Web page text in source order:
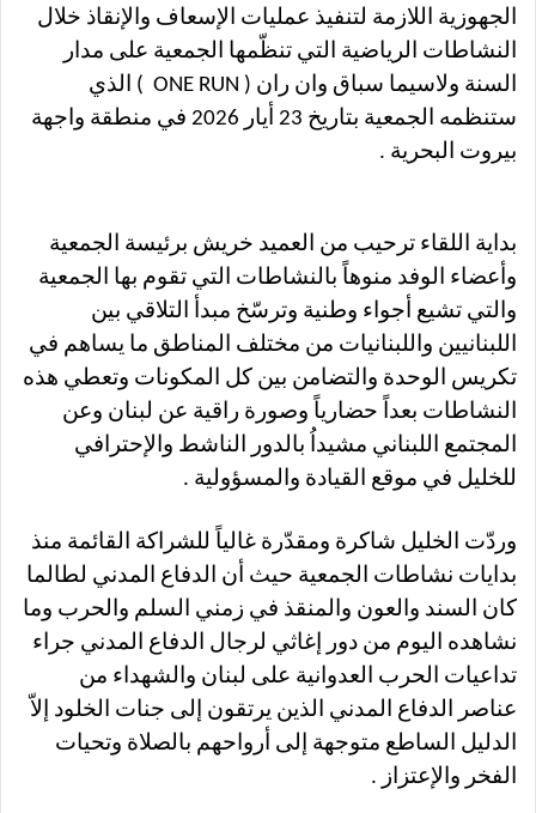
الجهوزية اللازمة لتنفيذ عمليات الإسعاف والإنقاذ خلال
النشاطات الرياضية التي تنظّمها الجمعية على مدار
السنة ولاسيما سباق وان ران ( ONE RUN ) الذي
ستنظمه الجمعية بتاريخ 23 أيار 2026 في منطقة واجهة
بيروت البحرية .
بداية اللقاء ترحيب من العميد خريش برئيسة الجمعية
وأعضاء الوفد منوهاً بالنشاطات التي تقوم بها الجمعية
والتي تشيع أجواء وطنية وترسّخ مبدأ التلاقي بين
اللبنانيين واللبنانيات من مختلف المناطق ما يساهم في
تكريس الوحدة والتضامن بين كل المكونات وتعطي هذه
النشاطات بعداً حضارياً وصورة راقية عن لبنان وعن
المجتمع اللبناني مشيداُ بالدور الناشط والإحترافي
للخليل في موقع القيادة والمسؤولية .
وردّت الخليل شاكرة ومقدّرة غالياً للشراكة القائمة منذ
بدايات نشاطات الجمعية حيث أن الدفاع المدني لطالما
كان السند والعون والمنقذ في زمني السلم والحرب وما
نشاهده اليوم من دور إغاثي لرجال الدفاع المدني جراء
تداعيات الحرب العدوانية على لبنان والشهداء من
عناصر الدفاع المدني الذين يرتقون إلى جنات الخلود إلاّ
الدليل الساطع متوجهة إلى أرواحهم بالصلاة وتحيات
الفخر والإعتزاز .